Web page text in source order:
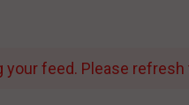
your feed. Please